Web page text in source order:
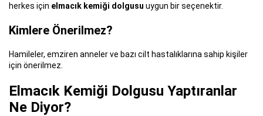
herkes için elmacık kemiği dolgusu uygun bir seçenektir.
Kimlere Önerilmez?
Hamileler, emziren anneler ve bazı cilt hastalıklarına sahip kişiler
için önerilmez.
Elmacık Kemiği Dolgusu Yaptıranlar
Ne Diyor?